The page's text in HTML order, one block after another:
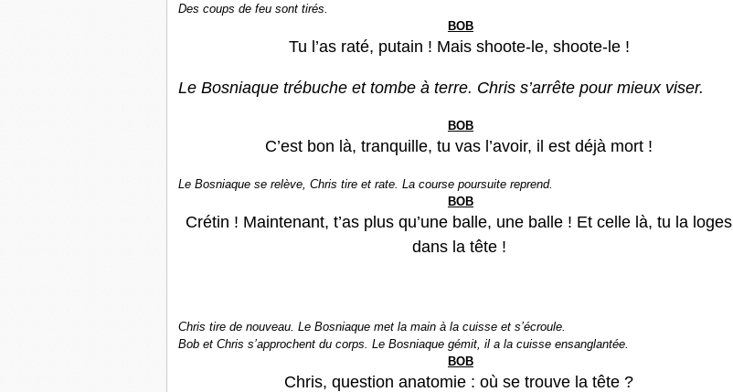
Des coups de feu sont tirés.
BOB
Tu l’as raté, putain ! Mais shoote-le, shoote-le !
Le Bosniaque trébuche et tombe à terre. Chris s’arrête pour mieux viser.
BOB
C’est bon là, tranquille, tu vas l’avoir, il est déjà mort !
Le Bosniaque se relève, Chris tire et rate. La course poursuite reprend.
BOB
Crétin ! Maintenant, t’as plus qu’une balle, une balle ! Et celle là, tu la loges
dans la tête !
Chris tire de nouveau. Le Bosniaque met la main à la cuisse et s’écroule.
Bob et Chris s’approchent du corps. Le Bosniaque gémit, il a la cuisse ensanglantée.
BOB
Chris, question anatomie : où se trouve la tête ?